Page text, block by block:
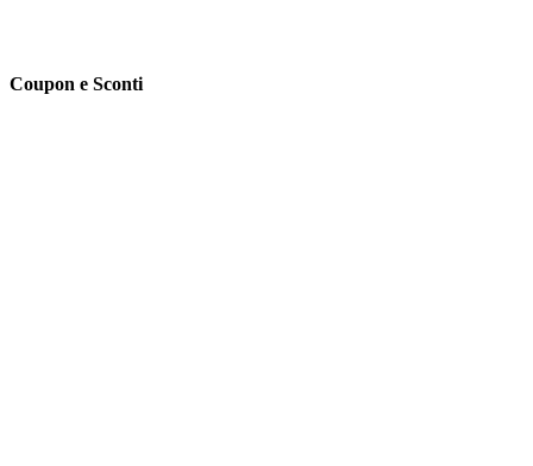
Coupon e Sconti